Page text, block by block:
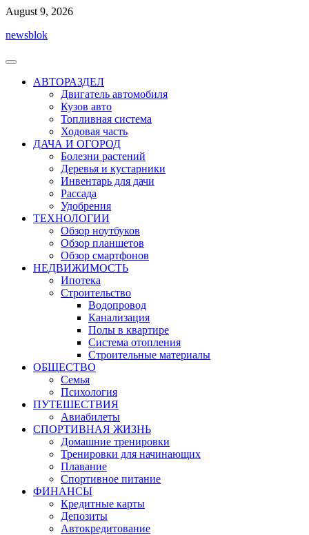
Перейти
содержимому
August 9, 2026
newsblok
АВТОРАЗДЕЛ
Двигатель автомобиля
Кузов авто
Топливная система
Ходовая часть
ДАЧА И ОГОРОД
Болезни растений
Деревья и кустарники
Инвентарь для дачи
Рассада
Удобрения
ТЕХНОЛОГИИ
Обзор ноутбуков
Обзор планшетов
Обзор смартфонов
НЕДВИЖИМОСТЬ
Ипотека
Строительство
Водопровод
Канализация
Полы в квартире
Система отопления
Строительные материалы
ОБЩЕСТВО
Семья
Психология
ПУТЕШЕСТВИЯ
Авиабилеты
СПОРТИВНАЯ ЖИЗНЬ
Домашние тренировки
Тренировки для начинающих
Плавание
Спортивное питание
ФИНАНСЫ
Кредитные карты
Депозиты
Автокредитование